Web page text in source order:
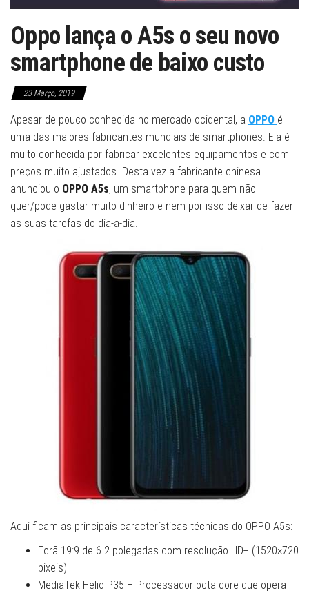
Oppo lança o A5s o seu novo
smartphone de baixo custo
23 Março, 2019
Apesar de pouco conhecida no mercado ocidental, a OPPO é
uma das maiores fabricantes mundiais de smartphones. Ela é
muito conhecida por fabricar excelentes equipamentos e com
preços muito ajustados. Desta vez a fabricante chinesa
anunciou o OPPO A5s, um smartphone para quem não
quer/pode gastar muito dinheiro e nem por isso deixar de fazer
as suas tarefas do dia-a-dia.
Aqui ficam as principais características técnicas do OPPO A5s:
Ecrã 19:9 de 6.2 polegadas com resolução HD+ (1520×720
pixeis)
MediaTek Helio P35 – Processador octa-core que opera